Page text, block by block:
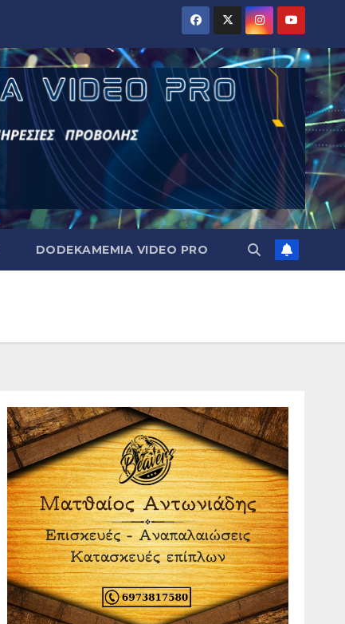
DODEKAMEMIA VIDEO PRO